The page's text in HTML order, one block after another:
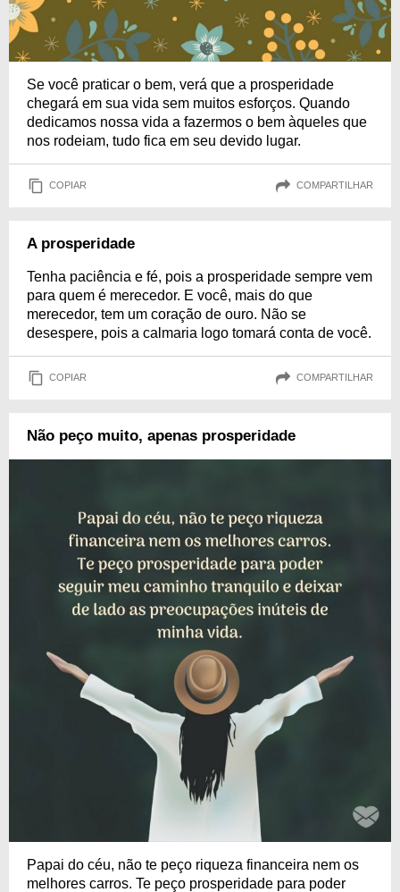
Se você praticar o bem, verá que a prosperidade
chegará em sua vida sem muitos esforços. Quando
dedicamos nossa vida a fazermos o bem àqueles que
nos rodeiam, tudo fica em seu devido lugar.
COPIAR COMPARTILHAR
A prosperidade
Tenha paciência e fé, pois a prosperidade sempre vem
para quem é merecedor. E você, mais do que
merecedor, tem um coração de ouro. Não se
desespere, pois a calmaria logo tomará conta de você.
COPIAR COMPARTILHAR
Não peço muito, apenas prosperidade
Papai do céu, não te peço riqueza financeira nem os
melhores carros. Te peço prosperidade para poder